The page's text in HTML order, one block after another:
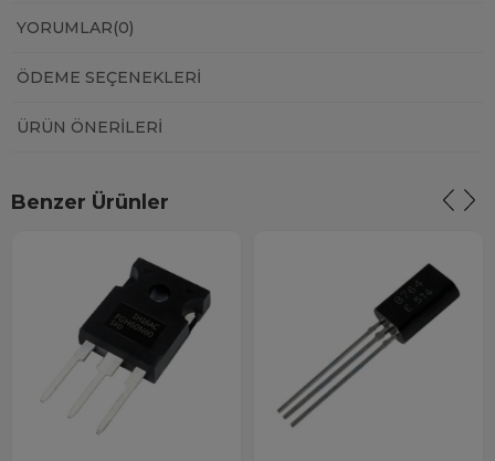
YORUMLAR(0)
ÖDEME SEÇENEKLERI
ÜRÜN ÖNERILERI
Benzer Ürünler